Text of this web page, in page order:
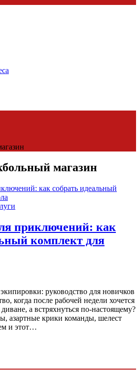
магазин
приключений: как
комплект для
руководство для новичков
когда после рабочей недели хочется
а встряхнуться по-настоящему?
азартные крики команды, шелест
и этот…